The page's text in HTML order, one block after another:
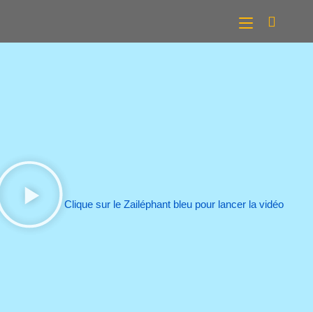
Clique sur le Zailéphant bleu pour lancer la vidéo